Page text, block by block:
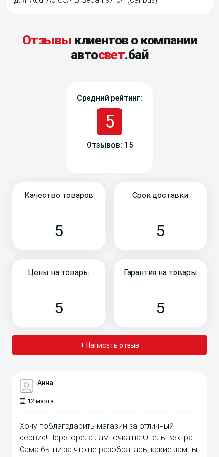
Отзывы клиентов о компании
автосвет.бай
Средний рейтинг:
5
Отзывов: 15
+ Написать отзыв
Качество товаров
5
Срок доставки
5
Цены на товары
5
Гарантия на товары
5
Анна
12 марта
Хочу поблагодарить магазин за отличный
сервис! Перегорела лампочка на Опель Вектра.
Сама бы ни за что не разобралась, какие лампы